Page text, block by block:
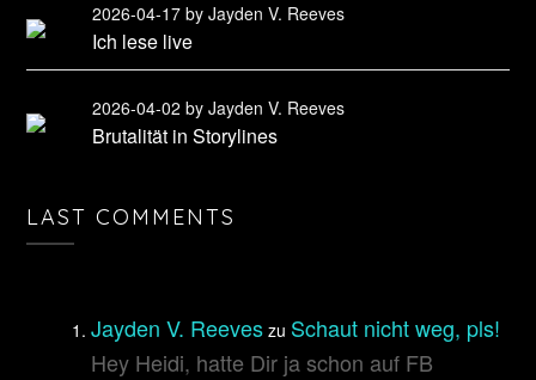
2026-04-17by Jayden V. Reeves
Ich lese live
2026-04-02by Jayden V. Reeves
Brutalität in Storylines
LAST COMMENTS
Jayden V. Reeves zu Schaut nicht weg, pls!
Hey Heidi, hatte Dir ja schon auf FB